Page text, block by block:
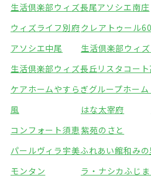
生活倶楽部ウィズ長尾アソシエ南庄
ウィズライフ別府クレアトゥール60
アソシエ中尾
生活倶楽部ウィ
生活倶楽部ウィズ長丘 リスタコー
ケアホームやすらぎグループホー
風
はな太宰府
コンフォート須恵 紫苑のさと
パールヴィラ宇美ふれあい館和み
モンタン
ラ・ナシカふじ